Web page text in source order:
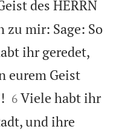
des HERRN
zu mir: Sage: So
ihr geredet,
eurem Geist


6 Viele habt ihr
und ihre